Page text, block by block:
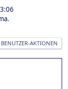
BENUTZER-AKTIONEN